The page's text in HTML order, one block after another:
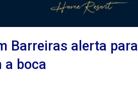
Barreiras alerta para
a boca